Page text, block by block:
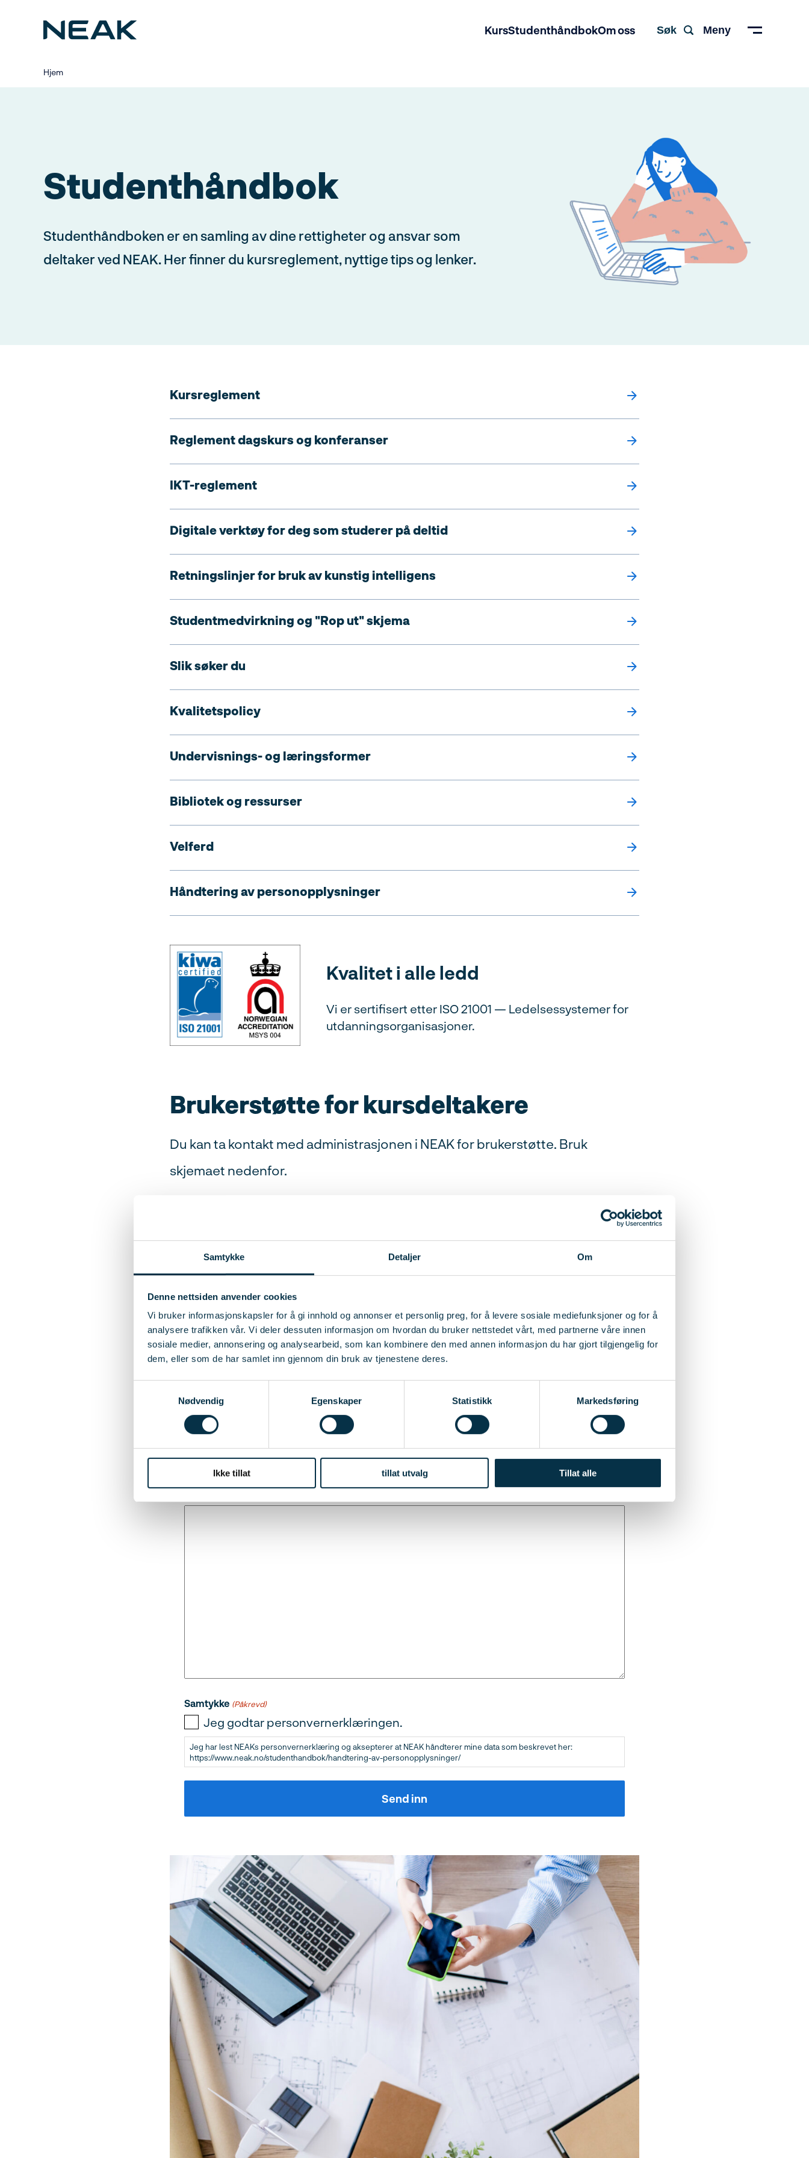
Samtykke Detaljer Om
Denne nettsiden anvender cookies
Vi bruker informasjonskapsler for å gi innhold og annonser et personlig preg, for å levere sosiale mediefunksjoner og for å
analysere trafikken vår. Vi deler dessuten informasjon om hvordan du bruker nettstedet vårt, med partnerne våre innen
sosiale medier, annonsering og analysearbeid, som kan kombinere den med annen informasjon du har gjort tilgjengelig for
dem, eller som de har samlet inn gjennom din bruk av tjenestene deres.
Nødvendig
Egenskaper Statistikk Markedsføring
Ikke tillat tillat utvalg Tillat alle
hovedinnhold
KursStudenthåndbokOm oss Søk Meny
Hjem
Studenthåndbok
Studenthåndboken er en samling av dine rettigheter og ansvar som
deltaker ved NEAK. Her finner du kursreglement, nyttige tips og lenker.
Kursreglement
Reglement dagskurs og konferanser
IKT-reglement
Digitale verktøy for deg som studerer på deltid
Retningslinjer for bruk av kunstig intelligens
Studentmedvirkning og "Rop ut" skjema
Slik søker du
Kvalitetspolicy
Undervisnings- og læringsformer
Bibliotek og ressurser
Velferd
Håndtering av personopplysninger
Kvalitet i alle ledd
Vi er sertifisert etter ISO 21001 — Ledelsessystemer for
utdanningsorganisasjoner.
Brukerstøtte for kursdeltakere
Du kan ta kontakt med administrasjonen i NEAK for brukerstøtte. Bruk
skjemaet nedenfor.
Send inn ditt spørsmål her, så svarer vi deg så raskt vi kan! Responstid er innen
til din studiekoordinator via læringsplattformens meldingsfunksjon.
Ditt navn (Påkrevd)
Din e-post
Samtykke (Påkrevd)
Jeg godtar personvernerklæringen.
Jeg har lest NEAKs personvernerklæring og aksepterer at NEAK håndterer mine data som beskrevet her:
https://www.neak.no/studenthandbok/handtering-av-personopplysninger/